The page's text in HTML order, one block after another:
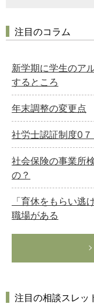
注目のコラム
新学期に学生のア
するところ
年末調整の変更点
社労士認証制度0
社会保険の事業所
の？
「育休をもらい逃
職場がある
注目の相談スレッ